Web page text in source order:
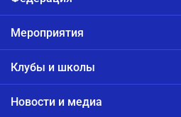
Мероприятия
Клубы и школы
Новости и медиа